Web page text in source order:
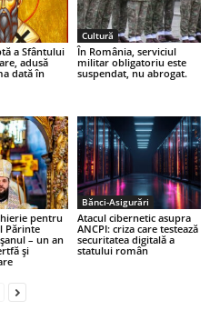
a Sfântului
adusă
dată în
Cultură
În România, serviciul
militar obligatoriu este
suspendat, nu abrogat.
pentru
Părinte
– un an
și
Bănci-Asigurări
Atacul cibernetic asupra
ANCPI: criza care testează
securitatea digitală a
statului român